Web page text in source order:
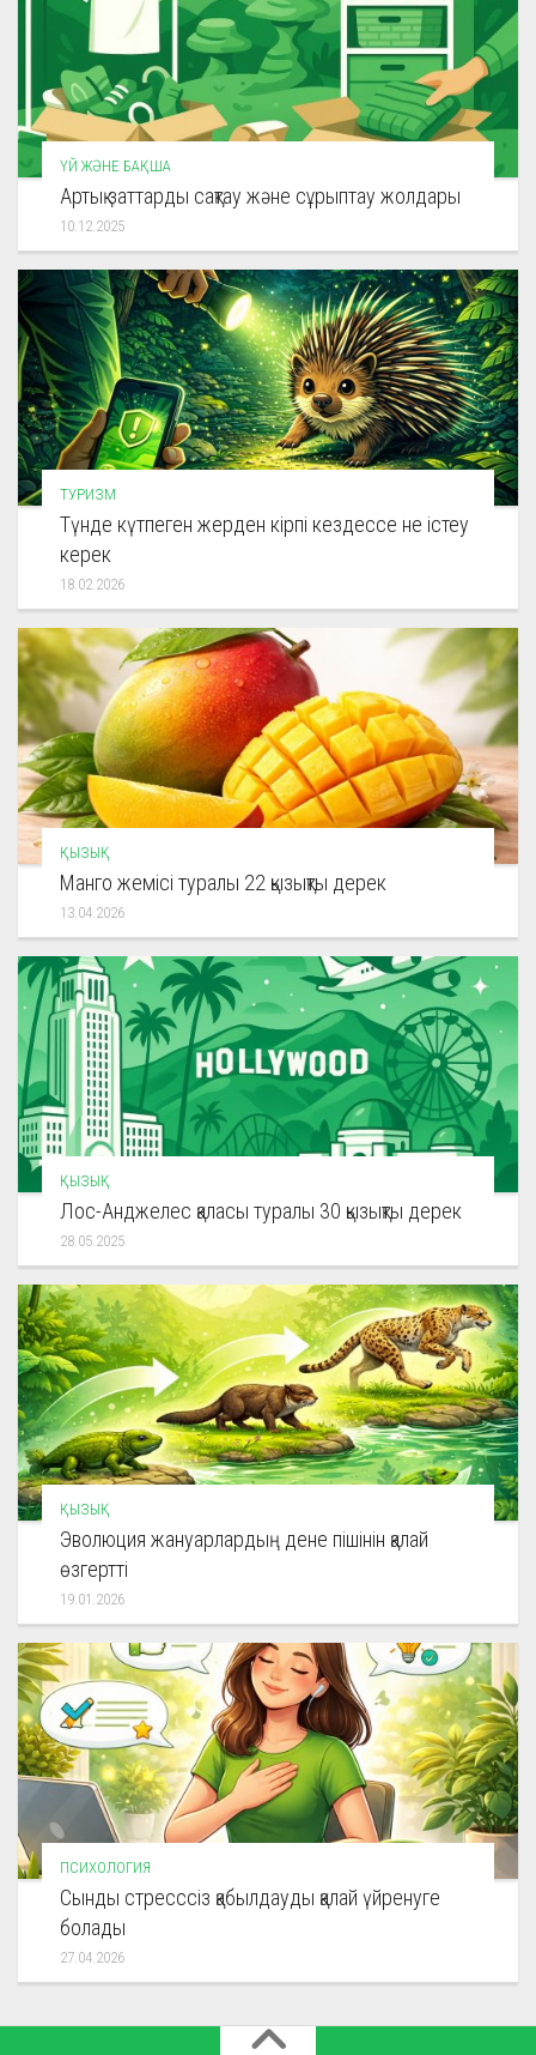
ҮЙ ЖӘНЕ БАҚША
Артық заттарды сақтау және сұрыптау жолдары
10.12.2025
ТУРИЗМ
Түнде күтпеген жерден кірпі кездессе не істеу
керек
18.02.2026
ҚЫЗЫҚ
Манго жемісі туралы 22 қызықты дерек
13.04.2026
ҚЫЗЫҚ
Лос-Анджелес қаласы туралы 30 қызықты дерек
28.05.2025
ҚЫЗЫҚ
Эволюция жануарлардың дене пішінін қалай
өзгертті
19.01.2026
ПСИХОЛОГИЯ
Сынды стресссіз қабылдауды қалай үйренуге
болады
27.04.2026